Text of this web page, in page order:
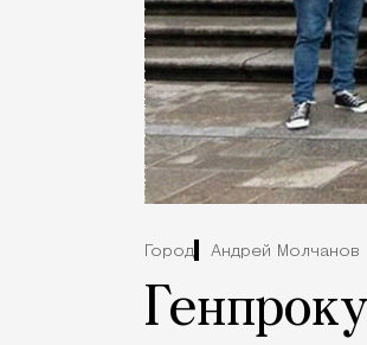
Город Андрей Молчанов